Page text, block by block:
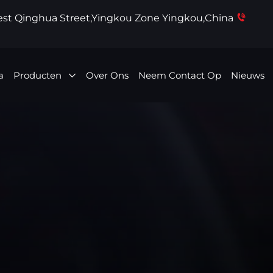
Qinghua Street,Yingkou Zone Yingkou,China
Producten Over Ons Neem Contact Op Nieuws